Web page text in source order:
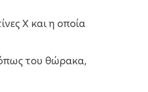
Χ και η οποία
όπως του θώρακα,